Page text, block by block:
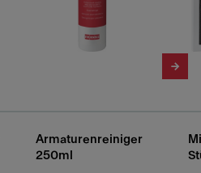
Armaturenreiniger
250ml